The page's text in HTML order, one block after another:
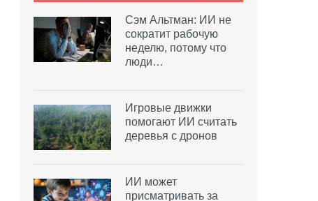
Сэм Альтман: ИИ не
сократит рабочую
неделю, потому что
люди…
Игровые движки
помогают ИИ считать
деревья с дронов
ИИ может
присматривать за